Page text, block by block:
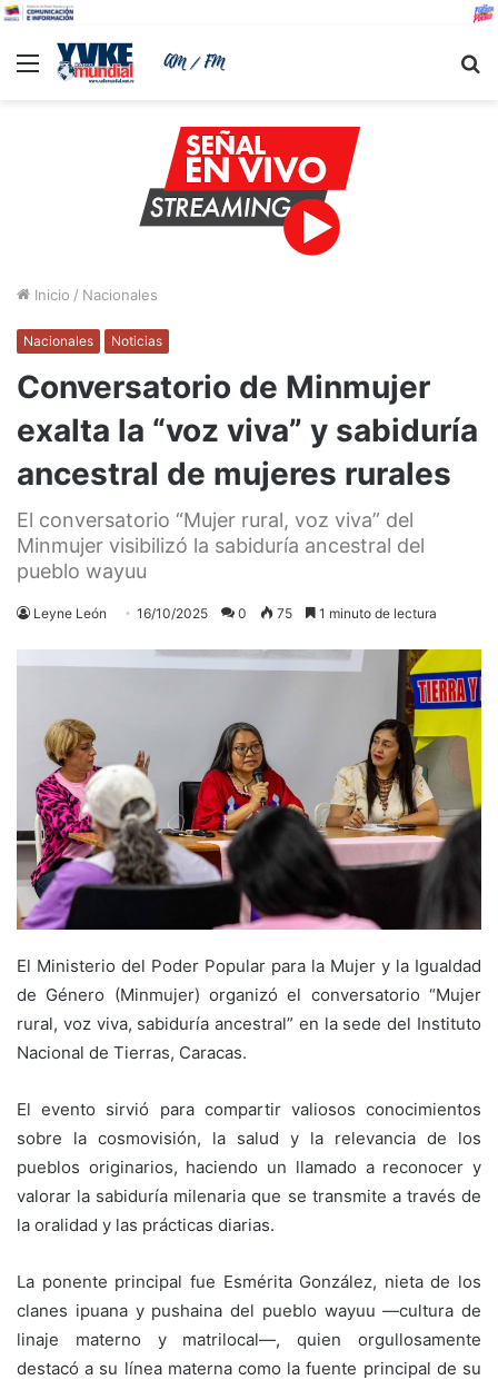
Menu
Inicio / Nacionales
Nacionales Noticias
Conversatorio de Minmujer
exalta la “voz viva” y sabiduría
ancestral de mujeres rurales
El conversatorio “Mujer rural, voz viva” del
Minmujer visibilizó la sabiduría ancestral del
pueblo wayuu
Leyne León 16/10/2025 0 75 1 minuto de lectura
El Ministerio del Poder Popular para la Mujer y la Igualdad
de Género (Minmujer) organizó el conversatorio “Mujer
rural, voz viva, sabiduría ancestral” en la sede del Instituto
Nacional de Tierras, Caracas.
El evento sirvió para compartir valiosos conocimientos
sobre la cosmovisión, la salud y la relevancia de los
pueblos originarios, haciendo un llamado a reconocer y
valorar la sabiduría milenaria que se transmite a través de
la oralidad y las prácticas diarias.
La ponente principal fue Esmérita González, nieta de los
clanes ipuana y pushaina del pueblo wayuu —cultura de
linaje materno y matrilocal—, quien orgullosamente
destacó a su línea materna como la fuente principal de su